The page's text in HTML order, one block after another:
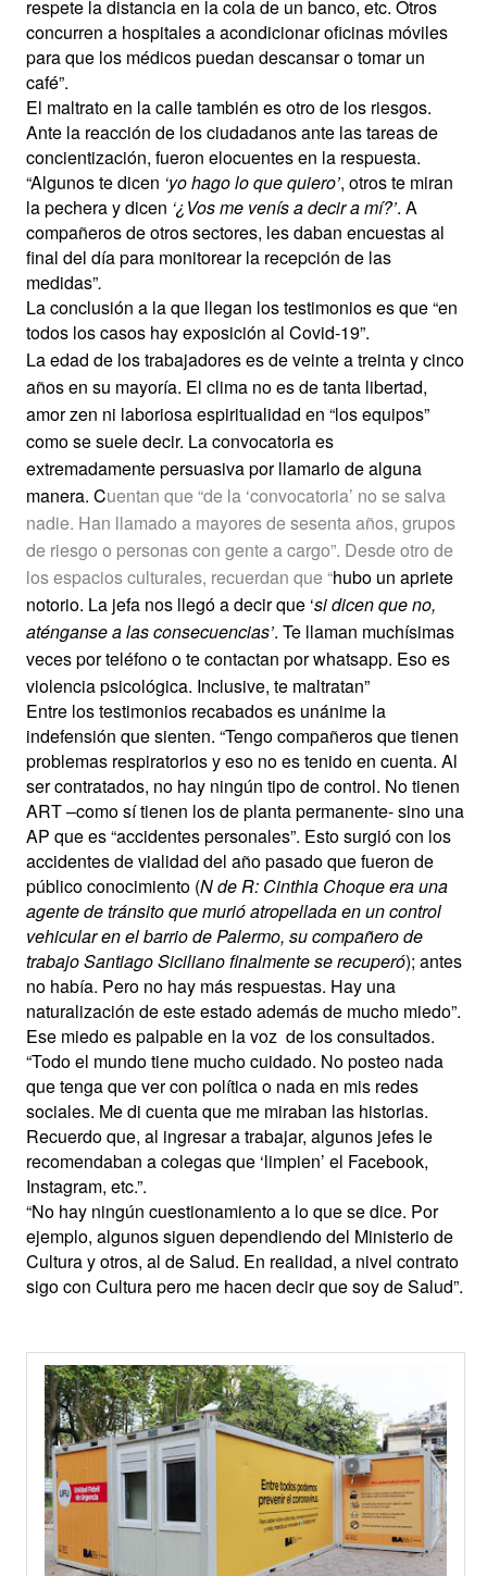
respete la distancia en la cola de un banco, etc. Otros
concurren a hospitales a acondicionar oficinas móviles
para que los médicos puedan descansar o tomar un
café”.
El maltrato en la calle también es otro de los riesgos.
Ante la reacción de los ciudadanos ante las tareas de
concientización, fueron elocuentes en la respuesta.
“Algunos te dicen ‘yo hago lo que quiero’, otros te miran
la pechera y dicen ‘¿Vos me venís a decir a mí?’. A
compañeros de otros sectores, les daban encuestas al
final del día para monitorear la recepción de las
medidas”.
La conclusión a la que llegan los testimonios es que “en
todos los casos hay exposición al Covid-19”.
La edad de los trabajadores es de veinte a treinta y cinco
años en su mayoría. El clima no es de tanta libertad,
amor zen ni laboriosa espiritualidad en “los equipos”
como se suele decir. La convocatoria es
extremadamente persuasiva por llamarlo de alguna
manera. Cuentan que “de la ‘convocatoria’ no se salva
nadie. Han llamado a mayores de sesenta años, grupos
de riesgo o personas con gente a cargo”. Desde otro de
los espacios culturales, recuerdan que “hubo un apriete
notorio. La jefa nos llegó a decir que ‘si dicen que no,
aténganse a las consecuencias’. Te llaman muchísimas
veces por teléfono o te contactan por whatsapp. Eso es
violencia psicológica. Inclusive, te maltratan”
Entre los testimonios recabados es unánime la
indefensión que sienten. “Tengo compañeros que tienen
problemas respiratorios y eso no es tenido en cuenta. Al
ser contratados, no hay ningún tipo de control. No tienen
ART –como sí tienen los de planta permanente- sino una
AP que es “accidentes personales”. Esto surgió con los
accidentes de vialidad del año pasado que fueron de
público conocimiento (N de R: Cinthia Choque era una
agente de tránsito que murió atropellada en un control
vehicular en el barrio de Palermo, su compañero de
trabajo Santiago Siciliano finalmente se recuperó); antes
no había. Pero no hay más respuestas. Hay una
naturalización de este estado además de mucho miedo”.
Ese miedo es palpable en la voz de los consultados.
“Todo el mundo tiene mucho cuidado. No posteo nada
que tenga que ver con política o nada en mis redes
sociales. Me di cuenta que me miraban las historias.
Recuerdo que, al ingresar a trabajar, algunos jefes le
recomendaban a colegas que ‘limpien’ el Facebook,
Instagram, etc.”.
“No hay ningún cuestionamiento a lo que se dice. Por
ejemplo, algunos siguen dependiendo del Ministerio de
Cultura y otros, al de Salud. En realidad, a nivel contrato
sigo con Cultura pero me hacen decir que soy de Salud”.